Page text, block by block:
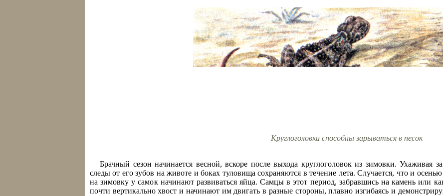
Круглоголовки способны зарываться в песок
Брачный сезон начинается весной, вскоре после выхода круглоголовок из зимовки. Ухаживая
следы от его зубов на животе и боках туловища сохраняются в течение лета. Случается, что и
на зимовку у самок начинают развиваться яйца. Самцы в этот период, забравшись на камень или
почти вертикально хвост и начинают им двигать в разные стороны, плавно изгибаясь и